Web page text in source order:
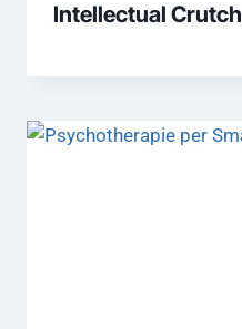
Intellectual Crutch